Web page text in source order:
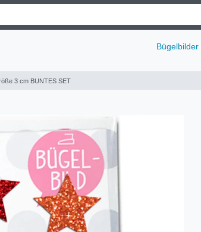
Bügelbilder
3 cm BUNTES SET